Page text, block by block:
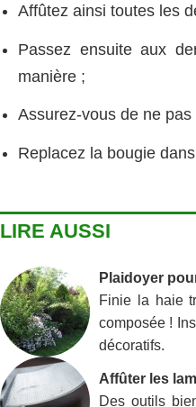
Affûtez ainsi toutes les
Passez ensuite aux
manière ;
Assurez-vous de ne
Replacez la bougie
LIRE AUSSI
Plaidoyer
Finie la haie
composée !
décoratifs.
Affûter les
Des outils